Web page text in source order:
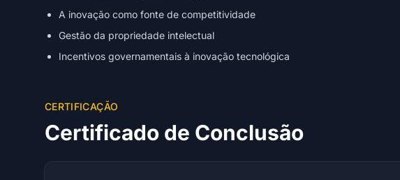
A inovação como fonte de competitividade
Gestão da propriedade intelectual
Incentivos governamentais à inovação tecnológica
CERTIFICAÇÃO
Certificado de Conclusão